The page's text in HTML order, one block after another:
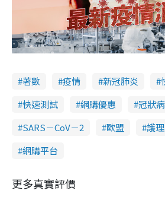
著數 疫情 新冠肺炎
快速測試
網購優惠
冠狀
SARS－CoV－2
歐盟 護理
網購平台
更多真實評價